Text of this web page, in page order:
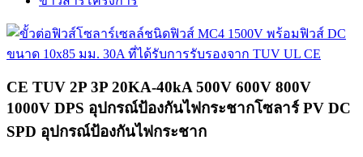
CE TUV 2P 3P 20KA-40kA 500V 600V 800V
1000V DPS อุปกรณ์ป้องกันไฟกระชากโซลาร์ PV DC
SPD อุปกรณ์ป้องกันไฟกระชาก